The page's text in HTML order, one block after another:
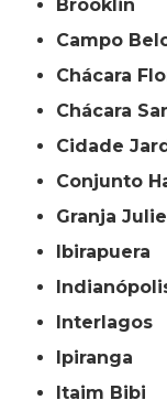
Brooklin
Campo
Chácara
Chácara
Cidade
Conjunto
Granja
Ibirapuera
Interlagos
Ipiranga
Itaim Bibi